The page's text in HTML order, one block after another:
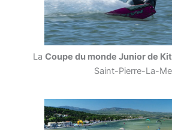
La Coupe du monde Junior de
Saint-Pierre-La-